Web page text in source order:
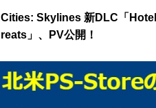
Cities: Skylines 新DLC「
reats」、PV公開！